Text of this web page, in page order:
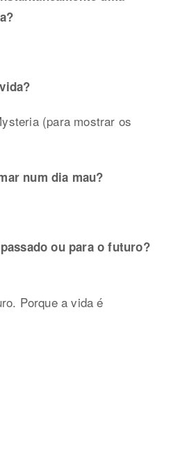
(para mostrar os
num dia mau?
ou para o futuro?
Porque a vida é